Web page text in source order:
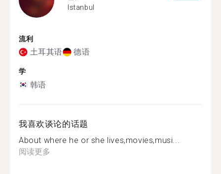
Istanbul
流利
土耳其语 德语
学
韩语
我喜欢谈论的话题
About where he or she lives,movies,musi...
阅读更多